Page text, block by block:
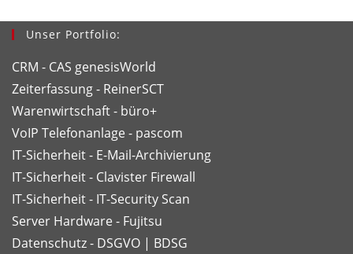
Unser Portfolio:
CRM - CAS genesisWorld
Zeiterfassung - ReinerSCT
Warenwirtschaft - büro+
VoIP Telefonanlage - pascom
IT-Sicherheit - E-Mail-Archivierung
IT-Sicherheit - Clavister Firewall
IT-Sicherheit - IT-Security Scan
Server Hardware - Fujitsu
Datenschutz - DSGVO | BDSG